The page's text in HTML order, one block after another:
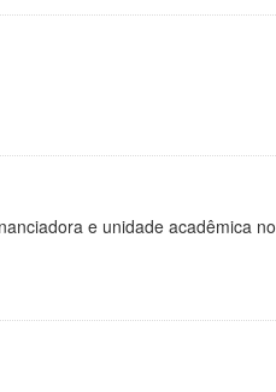
e unidade acadêmica no